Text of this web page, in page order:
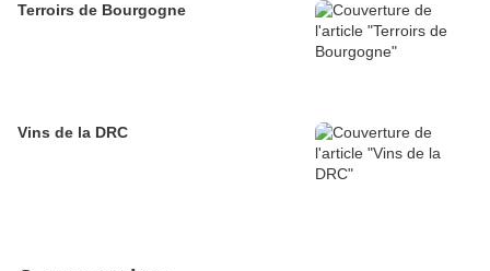
Terroirs de Bourgogne
Vins de la DRC